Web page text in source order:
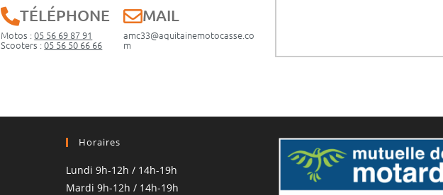
TÉLÉPHONE
Motos :05 56 69 87 91
Scooters :05 56 50 66 66
MAIL
amc33@aquitainemotocasse.co
m
Horaires
Lundi 9h-12h / 14h-19h
Mardi 9h-12h / 14h-19h